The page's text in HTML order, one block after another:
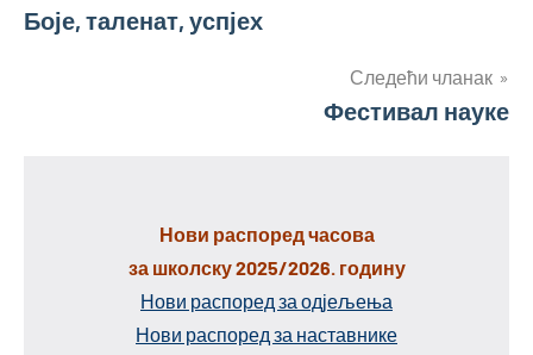
чланка
Боје, таленат, успјех
Следећи чланак
Фестивал науке
Нови распоред часова
за школску 2025/2026. годину
Нови распоред за одјељења
Нови распоред за наставнике